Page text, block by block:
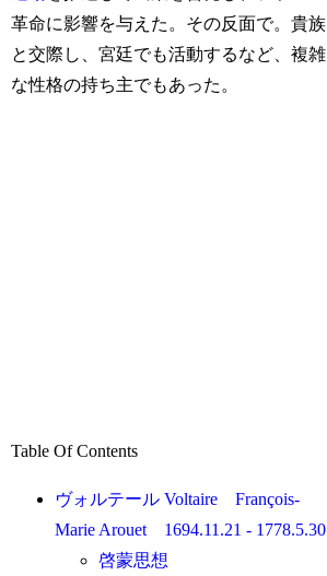
革命に影響を与えた。その反面で。貴族
と交際し、宮廷でも活動するなど、複雑
な性格の持ち主でもあった。
Table Of Contents
ヴォルテール Voltaire François-
Marie Arouet 1694.11.21 - 1778.5.30
啓蒙思想